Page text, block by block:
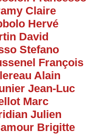
Claire
Hervé
David
Stefano
François
Alain
Jean-Luc
Marc
Julien
Brigitte